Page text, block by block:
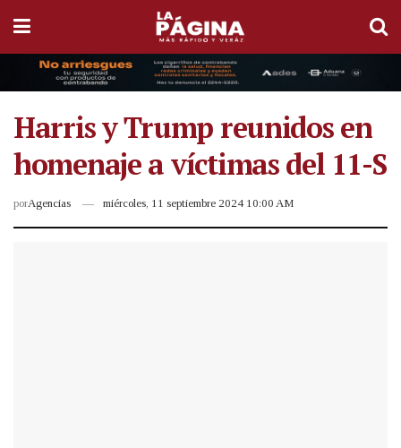
Harris y Trump reunidos en
homenaje a víctimas del 11-S
porAgencias miércoles, 11 septiembre 2024 10:00 AM